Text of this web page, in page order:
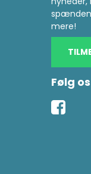
mere!
Følg